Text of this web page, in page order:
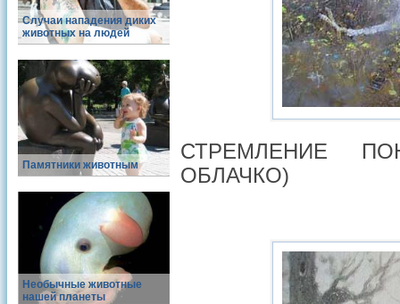
Случаи нападения диких
животных на людей
Памятники животным
Необычные животные
нашей планеты
СТРЕМЛЕНИЕ
ОБЛАЧКО)